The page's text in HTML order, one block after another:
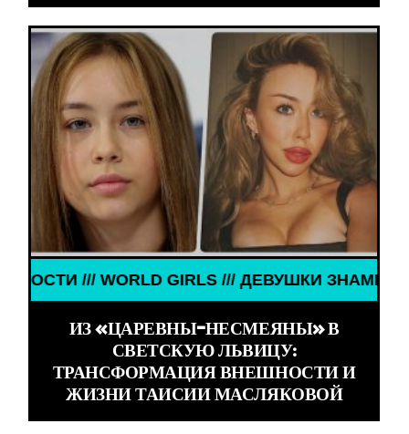
GIRLS /// ДЕВУШКИ ЗНАМЕНИТОСТИ ///
ИЗ «ЦАРЕВНЫ-НЕСМЕЯНЫ» В
СВЕТСКУЮ ЛЬВИЦУ:
ТРАНСФОРМАЦИЯ ВНЕШНОСТИ И
ЖИЗНИ ТАИСИИ МАСЛЯКОВОЙ